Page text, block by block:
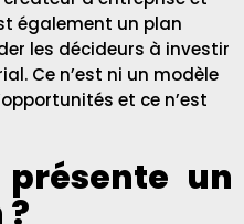
également un plan
les décideurs à investir
Ce n’est ni un modèle
et ce n’est
un